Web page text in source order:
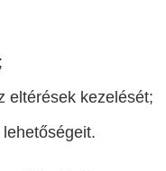
eltérések kezelését;